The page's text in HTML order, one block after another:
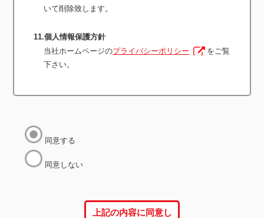
いて削除致します。
11.個人情報保護方針
当社ホームページのプライバシーポリシー
をご覧
下さい。
同意する
同意しない
上記の内容に同意し